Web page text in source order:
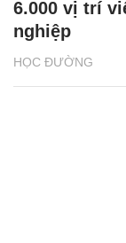
HỌC ĐƯỜNG
6.000 vị trí
nghiệp